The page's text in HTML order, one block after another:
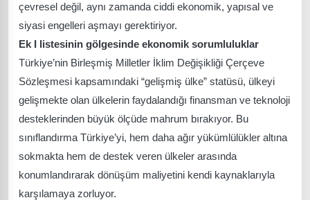
çevresel değil, aynı zamanda ciddi ekonomik, yapısal ve
siyasi engelleri aşmayı gerektiriyor.
Ek I listesinin gölgesinde ekonomik sorumluluklar
Türkiye’nin Birleşmiş Milletler İklim Değişikliği Çerçeve
Sözleşmesi kapsamındaki “gelişmiş ülke” statüsü, ülkeyi
gelişmekte olan ülkelerin faydalandığı finansman ve teknoloji
desteklerinden büyük ölçüde mahrum bırakıyor. Bu
sınıflandırma Türkiye’yi, hem daha ağır yükümlülükler altına
sokmakta hem de destek veren ülkeler arasında
konumlandırarak dönüşüm maliyetini kendi kaynaklarıyla
karşılamaya zorluyor.